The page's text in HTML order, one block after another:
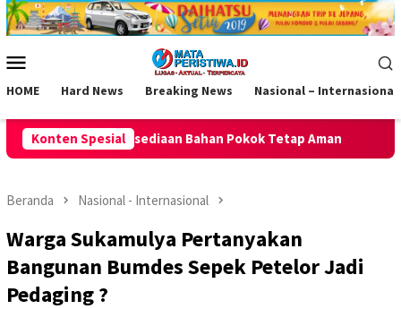
Loncat
ke
Mobile
HOME Hard News Breaking News Nasional – Internasional
Konten Spesial
Pokok Tetap Aman Polsek Kawali Pastikan Jalan
Beranda Nasional - Internasional
Warga Sukamulya Pertanyakan
Bangunan Bumdes Sepek Petelor Jadi
Pedaging ?